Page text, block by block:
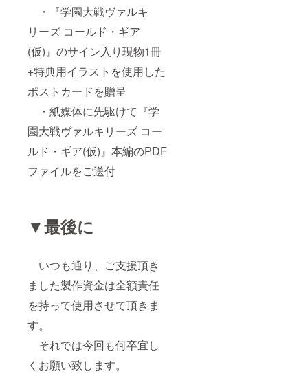
・『学園大戦ヴァルキ
リーズ コールド・ギア
(仮)』のサイン入り現物1冊
+特典用イラストを使用した
ポストカードを贈呈
・紙媒体に先駆けて『学
園大戦ヴァルキリーズ コー
ルド・ギア(仮)』本編のPDF
ファイルをご送付
▼最後に
いつも通り、ご支援頂き
ました製作資金は全額責任
を持って使用させて頂きま
す。
それでは今回も何卒宜し
くお願い致します。